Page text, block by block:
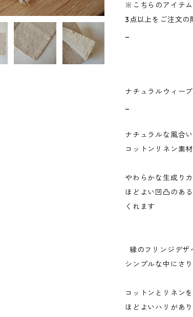
※こちらのアイテム
3点以上をご注文の
ナチュラルウィー
ナチュラルな風合い
コットンリネン素
やわらかな生成りカ
ほどよい凹凸のあ
くれます
縁のフリンジデザ
シンプルな中にさ
コットンとリネン
ほどよいハリがあ